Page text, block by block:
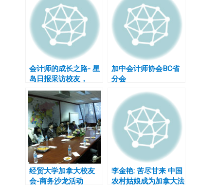
会计师的成长之路- 星
岛日报采访校友，
CCPAA温哥华分会会
长岳昭
加中会计师协会BC省
分会
经贸大学加拿大校友
会-商务沙龙活动
李金艳: 苦尽甘来 中国
农村姑娘成为加拿大法